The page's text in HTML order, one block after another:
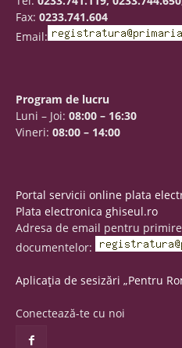
Fax: 0233.741.604
Email:
Program de lucru
Luni – Joi: 08:00 – 16:30
Vineri: 08:00 – 14:00
Portal servicii online plata
Plata electronica ghiseul.ro
Adresa de email pentru
documentelor:
Aplicația de sesizări „Pentru
Conectează-te cu noi